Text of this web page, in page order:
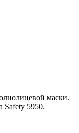
маски.
Safety 5950.